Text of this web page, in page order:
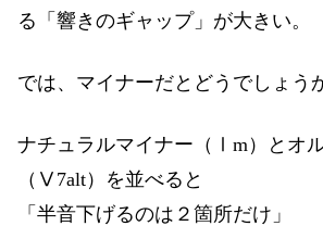
る「響きのギャップ」が大きい。
では、マイナーだとどうでしょう
ナチュラルマイナー（Ⅰm）とオ
（Ⅴ7alt）を並べると
「半音下げるのは２箇所だけ」